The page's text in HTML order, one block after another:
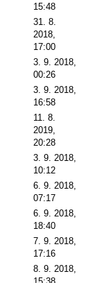
15:48
31. 8.
2018,
17:00
3. 9. 2018,
00:26
3. 9. 2018,
16:58
11. 8.
2019,
20:28
3. 9. 2018,
10:12
6. 9. 2018,
07:17
6. 9. 2018,
18:40
7. 9. 2018,
17:16
8. 9. 2018,